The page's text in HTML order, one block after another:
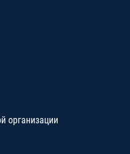
организации